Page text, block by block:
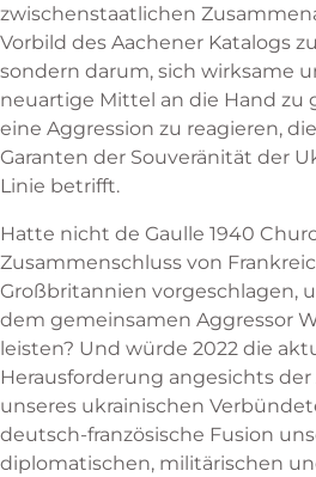
zwischenstaatlichen
Vorbild des Aachener Katalogs
sondern darum, sich wirksame
neuartige Mittel an die Hand zu
eine Aggression zu reagieren,
Garanten der Souveränität der
Linie betrifft.
Hatte nicht de Gaulle 1940
Zusammenschluss von
Großbritannien vorgeschlagen,
dem gemeinsamen Aggressor
leisten? Und würde 2022 die
Herausforderung angesichts der
unseres ukrainischen
deutsch-französische Fusion
diplomatischen, militärischen